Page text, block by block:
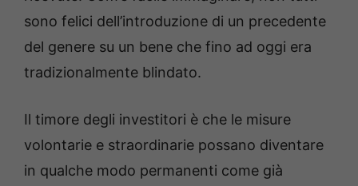
sono felici dell’introduzione di un precedente
del genere su un bene che fino ad oggi era
tradizionalmente blindato.
Il timore degli investitori è che le misure
volontarie e straordinarie possano diventare
in qualche modo permanenti come già